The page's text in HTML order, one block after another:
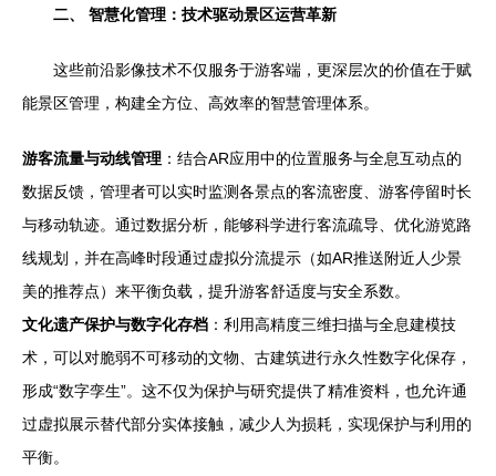
二、 智慧化管理：技术驱动景区运营革新
这些前沿影像技术不仅服务于游客端，更深层次的价值在于赋
能景区管理，构建全方位、高效率的智慧管理体系。
游客流量与动线管理 ：结合AR应用中的位置服务与全息互动点的
数据反馈，管理者可以实时监测各景点的客流密度、游客停留时长
与移动轨迹。通过数据分析，能够科学进行客流疏导、优化游览路
线规划，并在高峰时段通过虚拟分流提示（如AR推送附近人少景
美的推荐点）来平衡负载，提升游客舒适度与安全系数。
文化遗产保护与数字化存档 ：利用高精度三维扫描与全息建模技
术，可以对脆弱不可移动的文物、古建筑进行永久性数字化保存，
形成“数字孪生”。这不仅为保护与研究提供了精准资料，也允许通
过虚拟展示替代部分实体接触，减少人为损耗，实现保护与利用的
平衡。